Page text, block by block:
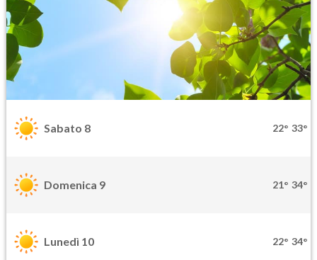
Sabato 8 22° 33°
Domenica 9 21° 34°
Lunedì 10 22° 34°